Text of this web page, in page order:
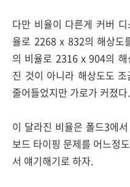
다만 비율이 다른게 커버
율로 2268 x 832의 해상도
의 비율로 2316 x 904의
진 것이 아니라 해상도도
줄어들었지만 가로가 커졌다.
이 달라진 비율은 폴드3에
보드 타이핑 문제를 어느정
서 얘기해기로 하자.